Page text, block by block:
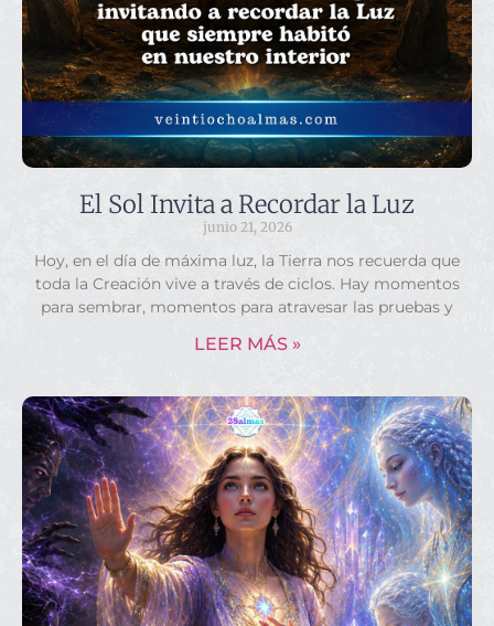
El Sol Invita a Recordar la Luz
junio 21, 2026
Hoy, en el día de máxima luz, la Tierra nos recuerda que
toda la Creación vive a través de ciclos. Hay momentos
para sembrar, momentos para atravesar las pruebas y
LEER MÁS »